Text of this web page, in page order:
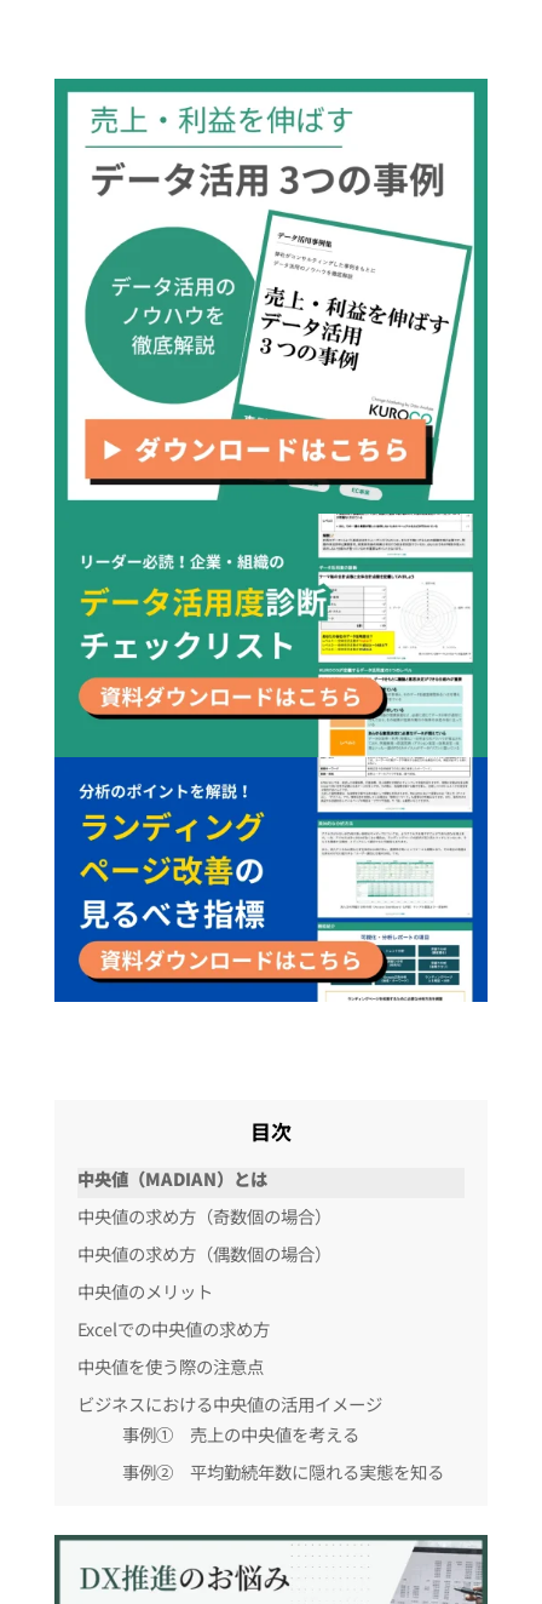
目次
中央値（MADIAN）とは
中央値の求め方（奇数個の場合）
中央値の求め方（偶数個の場合）
中央値のメリット
Excelでの中央値の求め方
中央値を使う際の注意点
ビジネスにおける中央値の活用イメージ
事例① 売上の中央値を考える
事例② 平均勤続年数に隠れる実態を知る
平均値
最頻値